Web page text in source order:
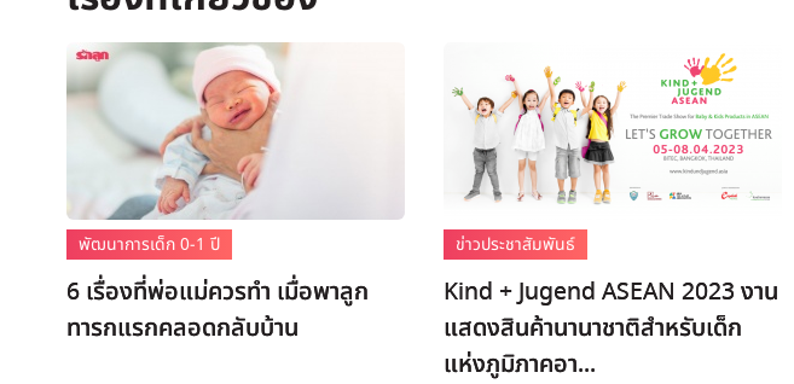
พัฒนาการเด็ก 0-1 ปี
6 เรื่องที่พ่อแม่ควรทำ เมื่อพาลูก
ทารกแรกคลอดกลับบ้าน
ข่าวประชาสัมพันธ์
Kind + Jugend ASEAN 2023 งาน
แสดงสินค้านานาชาติสำหรับเด็ก
แห่งภูมิภาคอา...